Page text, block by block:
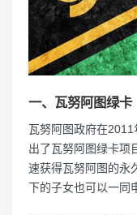
一、瓦努阿图绿卡
瓦努阿图政府在
出了瓦努阿图绿卡项
速获得瓦努阿图的永
下的子女也可以一同